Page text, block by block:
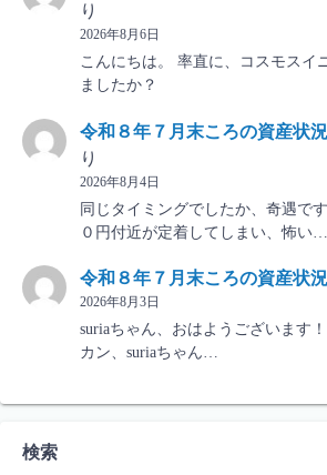
り
2026年8月6日
こんにちは。 率直に、コスモスイ
ましたか？
令和８年７月末ころの資産状況
り
2026年8月4日
同じタイミングでしたか、奇遇で
０円付近が定着してしまい、怖い…
令和８年７月末ころの資産状況
2026年8月3日
suriaちゃん、おはようございます
カン、suriaちゃん…
検索